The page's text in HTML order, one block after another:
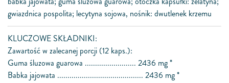
gwiazdnica pospolita; lecytyna sojowa, nośnik: dwutlenek krzemu
KLUCZOWE SKŁADNIKI:
Zawartość w zalecanej porcji (12 kaps.):
Guma śluzowa guarowa ......................... 2436 mg *
Babka jajowata .......................................... 2436 mg *